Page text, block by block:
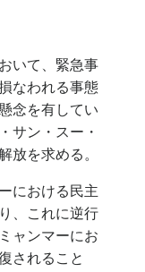
いて、緊急事
なわれる事態
念を有してい
サン・スー・
放を求める。
における民主
、これに逆行
ャンマーにお
されること